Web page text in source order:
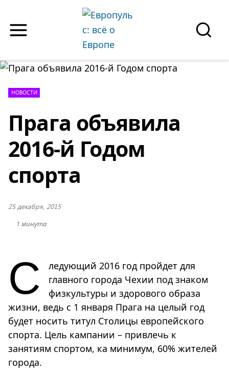
content
НОВОСТИ
Прага объявила
2016-й Годом
спорта
25 декабря, 2015
1 минута
С
ледующий 2016 год пройдет для
главного города Чехии под знаком
физкультуры и здорового образа
жизни, ведь с 1 января Прага на целый год
будет носить титул Столицы европейского
спорта. Цель кампании – привлечь к
занятиям спортом, ка минимум, 60% жителей
города.